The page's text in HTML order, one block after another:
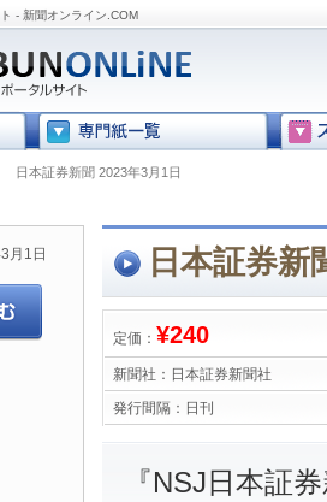
- 新聞オンライン.COM
日本証券新聞 2023年3月1日
日本証券新
定価： ¥240
新聞社： 日本証券新聞社
発行間隔： 日刊
『NSJ日本証